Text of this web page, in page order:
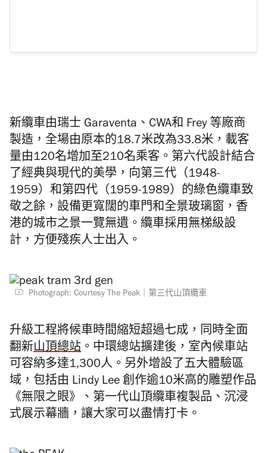
新纜車由瑞士 Garaventa、CWA和 Frey 等廠商
製造，全場由原本的18.7米改為33.8米，載客
量由120名增加至210名乘客。第六代設計結合
了經典與現代的美學，向第三代（1948-
1959）和第四代（1959-1989）的綠色纜車致
敬之餘，設備更寬闊的車門和全景玻璃窗，香
港的城市之景一覽無遺。纜車採用無梯級設
計，方便殘疾人士出入。
Photograph: Courtesy The Peak｜第三代山頂纜車
升級工程將候車時間縮短超過七成，同時全面
翻新山頂總站 。中環總站擴建後，室內候車站
可容納多達1,300人。另外增設了五大體驗區
域，包括由 Lindy Lee 創作逾10米高的雕塑作品
《無限之眼》、第一代山頂纜車複製品、沉浸
式展示幕牆，讓大家可以盡情打卡。